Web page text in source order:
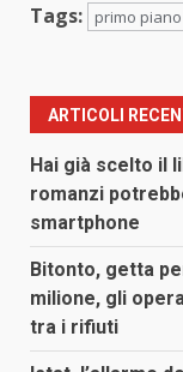
Tags: primo piano
ARTICOLI
Hai già scelto il
romanzi
smartphone
Bitonto, getta
milione, gli
tra i rifiuti